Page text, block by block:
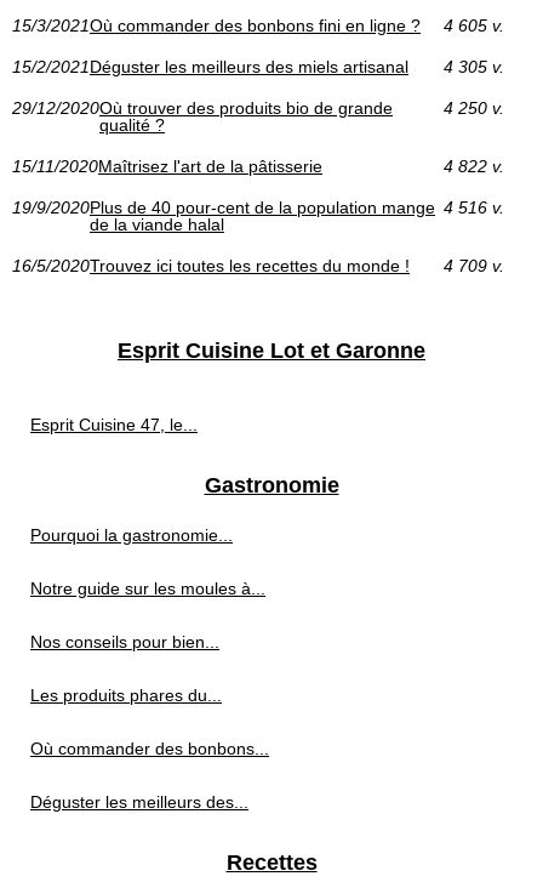
15/3/2021Où commander des bonbons fini en ligne ? 4 605 v.
15/2/2021Déguster les meilleurs des miels artisanal 4 305 v.
29/12/2020Où trouver des produits bio de grande
qualité ?
4 250 v.
15/11/2020Maîtrisez l'art de la pâtisserie 4 822 v.
19/9/2020Plus de 40 pour-cent de la population mange
de la viande halal
4 516 v.
16/5/2020Trouvez ici toutes les recettes du monde ! 4 709 v.
Esprit Cuisine Lot et Garonne
Esprit Cuisine 47, le...
Gastronomie
Pourquoi la gastronomie...
Notre guide sur les moules à...
Nos conseils pour bien...
Les produits phares du...
Où commander des bonbons...
Déguster les meilleurs des...
Recettes